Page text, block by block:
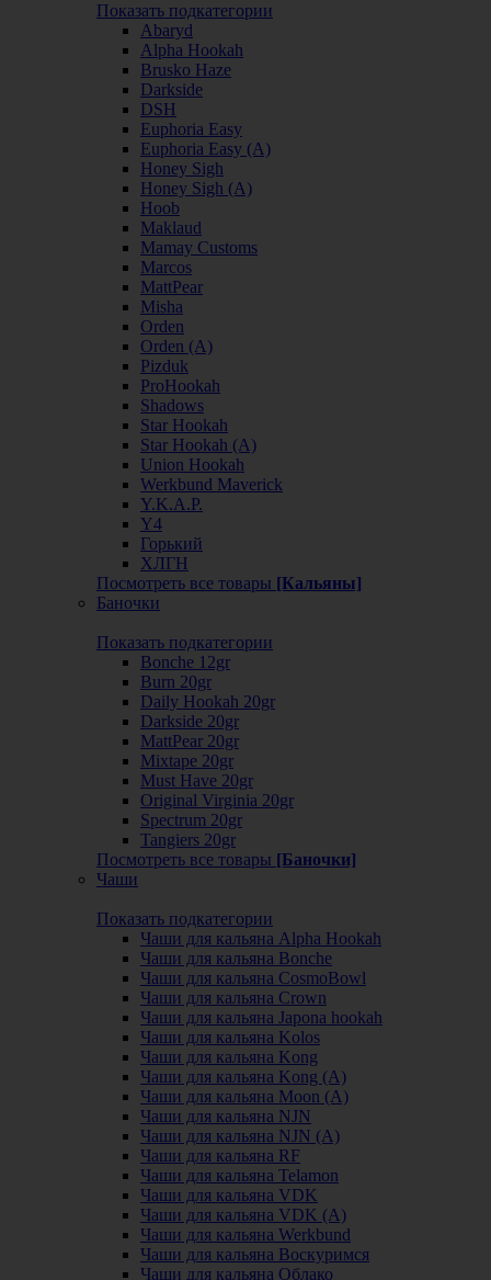
Показать подкатегории
Abaryd
Alpha Hookah
Brusko Haze
Darkside
DSH
Euphoria Easy
Euphoria Easy (А)
Honey Sigh
Honey Sigh (А)
Hoob
Maklaud
Mamay Customs
Marcos
MattPear
Misha
Orden
Orden (А)
Pizduk
ProHookah
Shadows
Star Hookah
Star Hookah (А)
Union Hookah
Werkbund Maverick
Y.K.A.P.
Y4
Горький
ХЛГН
Посмотреть все товары [Кальяны]
Баночки
Показать подкатегории
Bonche 12gr
Burn 20gr
Daily Hookah 20gr
Darkside 20gr
MattPear 20gr
Mixtape 20gr
Must Have 20gr
Original Virginia 20gr
Spectrum 20gr
Tangiers 20gr
Посмотреть все товары [Баночки]
Чаши
Показать подкатегории
Чаши для кальяна Alpha Hookah
Чаши для кальяна Bonche
Чаши для кальяна CosmoBowl
Чаши для кальяна Crown
Чаши для кальяна Japona hookah
Чаши для кальяна Kolos
Чаши для кальяна Kong
Чаши для кальяна Kong (A)
Чаши для кальяна Moon (А)
Чаши для кальяна NJN
Чаши для кальяна NJN (А)
Чаши для кальяна RF
Чаши для кальяна Telamon
Чаши для кальяна VDK
Чаши для кальяна VDK (А)
Чаши для кальяна Werkbund
Чаши для кальяна Воскуримся
Чаши для кальяна Облако